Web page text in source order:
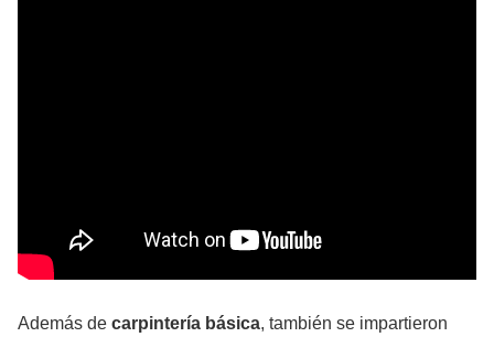
Además de carpintería básica, también se impartieron